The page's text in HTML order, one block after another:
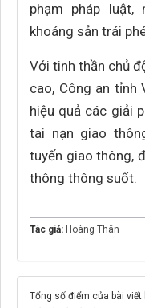
phạm pháp
khoáng sản trái
Với tinh thần chủ
cao, Công an tỉnh
hiệu quả các giải
tai nạn giao
tuyến giao thông,
thông thông suốt.
Tác giả: Hoàng Thân
Tổng số điểm của bài